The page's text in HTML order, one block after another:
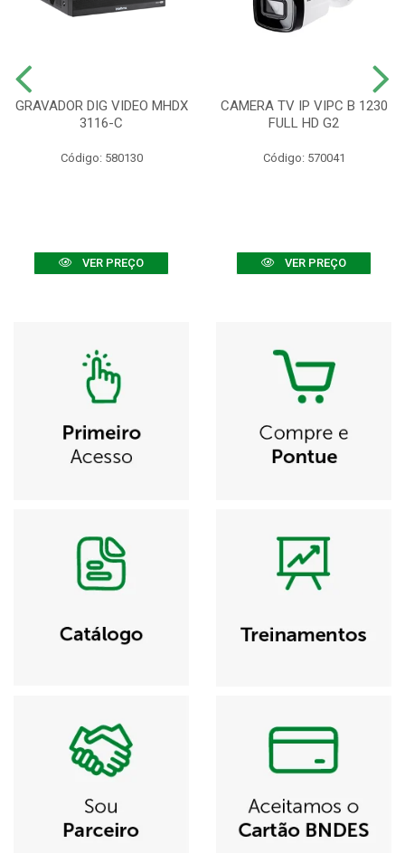
GRAVADOR DIG VIDEO MHDX
3116-C
Código: 580130
VER PREÇO
CAMERA TV IP VIPC B 1230
FULL HD G2
Código: 570041
VER PREÇO